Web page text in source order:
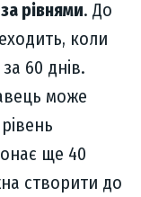
рівнями. До
коли
60 днів.
може
ще 40
створити до